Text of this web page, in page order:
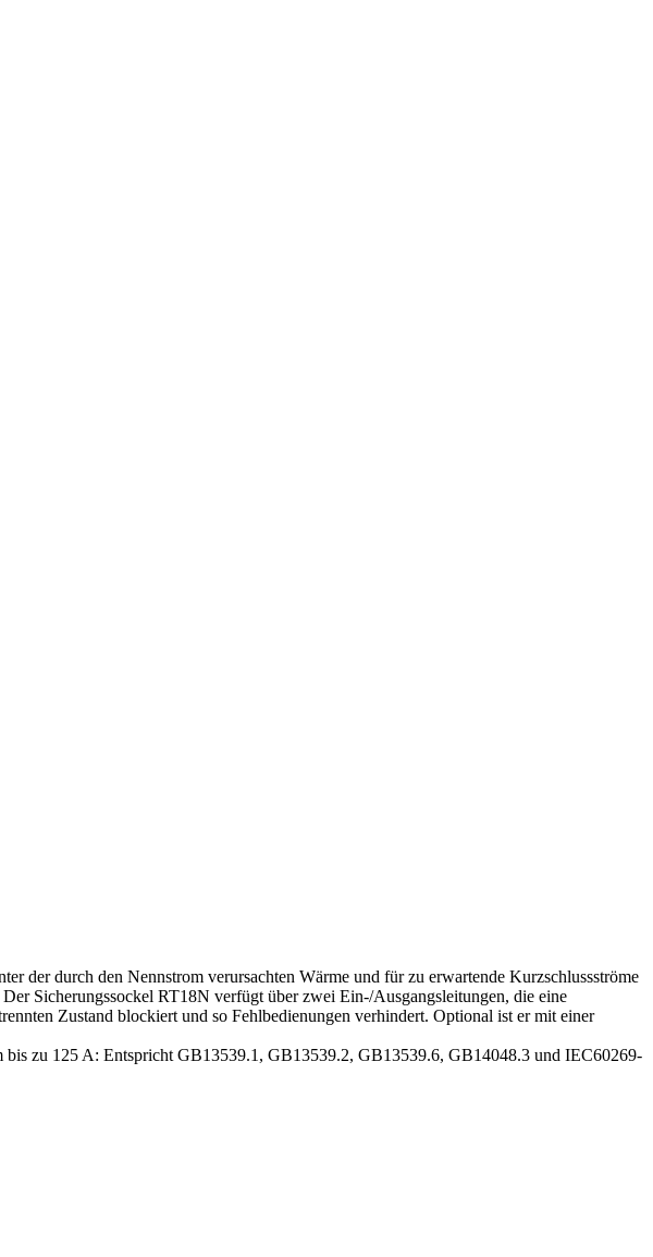
der durch den Nennstrom verursachten Wärme und für zu erwartende Kurzschlussströme
Sicherungssockel RT18N verfügt über zwei Ein-/Ausgangsleitungen, die eine
Zustand blockiert und so Fehlbedienungen verhindert. Optional ist er mit einer
zu 125 A: Entspricht GB13539.1, GB13539.2, GB13539.6, GB14048.3 und IEC60269-